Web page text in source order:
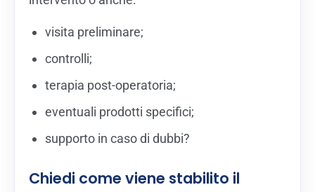
visita preliminare;
controlli;
terapia post-operatoria;
eventuali prodotti specifici;
supporto in caso di dubbi?
Chiedi come viene stabilito il